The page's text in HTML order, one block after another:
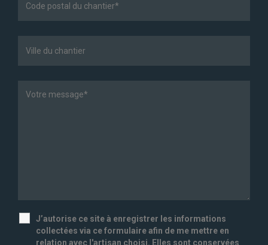
J’autorise ce site à enregistrer les informations
collectées via ce formulaire afin de me mettre en
relation avec l'artisan choisi. Elles sont conservées